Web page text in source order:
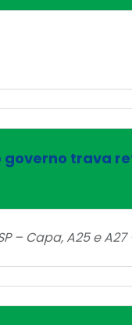
trava
– Capa, A25 e A27